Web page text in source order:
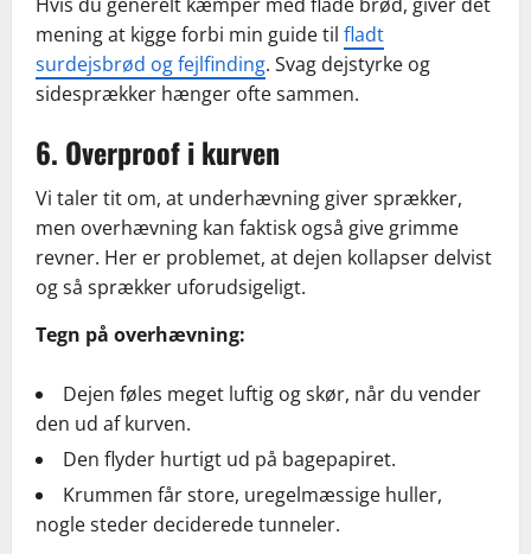
Hvis du generelt kæmper med flade brød, giver det
mening at kigge forbi min guide til fladt
surdejsbrød og fejlfinding. Svag dejstyrke og
sidesprækker hænger ofte sammen.
6. Overproof i kurven
Vi taler tit om, at underhævning giver sprækker,
men overhævning kan faktisk også give grimme
revner. Her er problemet, at dejen kollapser delvist
og så sprækker uforudsigeligt.
Tegn på overhævning:
Dejen føles meget luftig og skør, når du vender
den ud af kurven.
Den flyder hurtigt ud på bagepapiret.
Krummen får store, uregelmæssige huller,
nogle steder deciderede tunneler.